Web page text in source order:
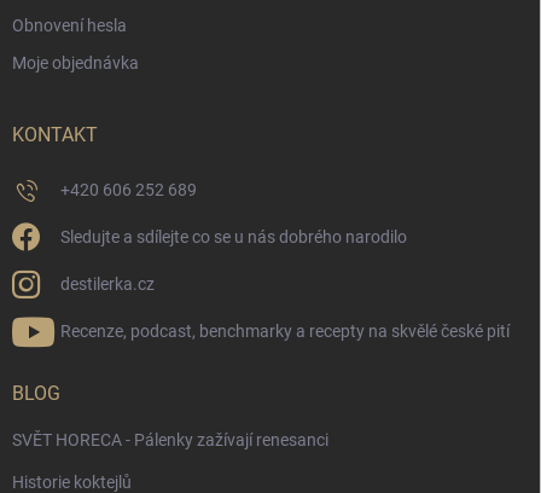
Obnovení hesla
Moje objednávka
KONTAKT
+420 606 252 689
Sledujte a sdílejte co se u nás dobrého narodilo
destilerka.cz
Recenze, podcast, benchmarky a recepty na skvělé české pití
BLOG
SVĚT HORECA - Pálenky zažívají renesanci
Historie koktejlů